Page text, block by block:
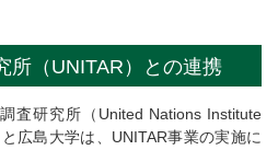
所（UNITAR）との連携
査研究所（United Nations Institute
広島大学は、UNITAR事業の実施に